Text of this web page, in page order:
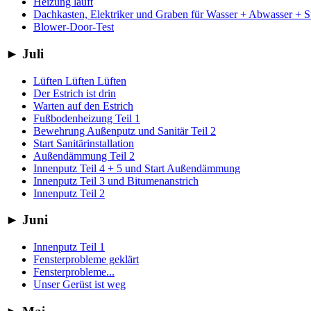
Dachkasten, Elektriker und Graben für Wasser + Abwasser +
Blower-Door-Test
► Juli
Lüften Lüften Lüften
Der Estrich ist drin
Warten auf den Estrich
Fußbodenheizung Teil 1
Bewehrung Außenputz und Sanitär Teil 2
Start Sanitärinstallation
Außendämmung Teil 2
Innenputz Teil 4 + 5 und Start Außendämmung
Innenputz Teil 3 und Bitumenanstrich
Innenputz Teil 2
► Juni
Innenputz Teil 1
Fensterprobleme geklärt
Fensterprobleme...
Unser Gerüst ist weg